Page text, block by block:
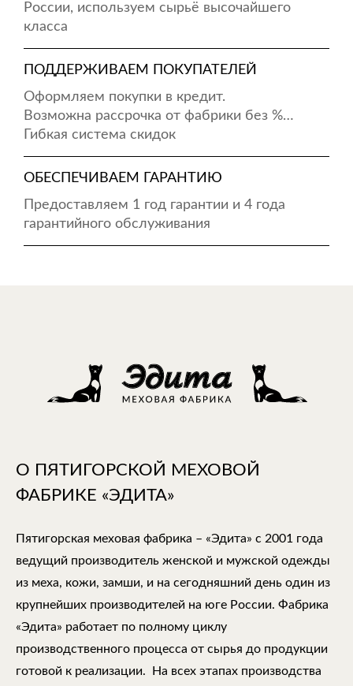
России, используем сырьё высочайшего
класса
ПОДДЕРЖИВАЕМ ПОКУПАТЕЛЕЙ
Оформляем покупки в кредит.
Возможна рассрочка от фабрики без %…
Гибкая система скидок
ОБЕСПЕЧИВАЕМ ГАРАНТИЮ
Предоставляем 1 год гарантии и 4 года
гарантийного обслуживания
О ПЯТИГОРСКОЙ МЕХОВОЙ
ФАБРИКЕ «ЭДИТА»
Пятигорская меховая фабрика – «Эдита» с 2001 года
ведущий производитель женской и мужской одежды
из меха, кожи, замши, и на сегодняшний день один из
крупнейших производителей на юге России. Фабрика
«Эдита» работает по полному циклу
производственного процесса от сырья до продукции
готовой к реализации. На всех этапах производства